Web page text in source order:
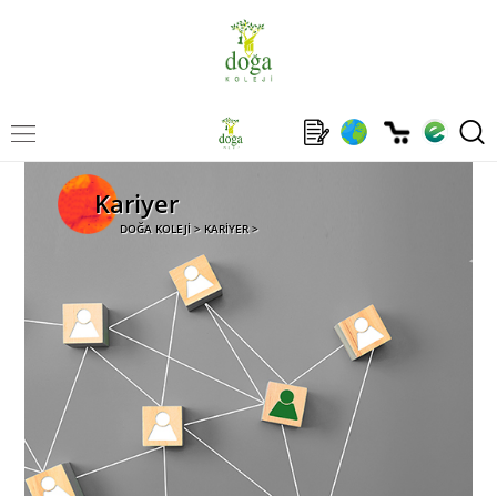
Kariyer
DOĞA KOLEJİ > KARİYER >